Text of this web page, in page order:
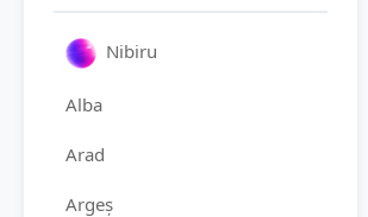
Nibiru
Alba
Arad
Argeș